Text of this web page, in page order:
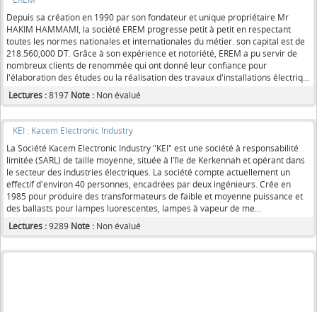
Depuis sa création en 1990 par son fondateur et unique propriétaire Mr
HAKIM HAMMAMI, la société EREM progresse petit à petit en respectant
toutes les normes nationales et internationales du métier. son capital est de
218.560,000 DT. Grâce à son expérience et notoriété, EREM a pu servir de
nombreux clients de renommée qui ont donné leur confiance pour
l'élaboration des études ou la réalisation des travaux d'installations électriq...
Lectures :8197 Note : Non évalué
KEI : Kacem Electronic Industry
La Société Kacem Electronic Industry "KEI" est une société à responsabilité
limitée (SARL) de taille moyenne, située à l'île de Kerkennah et opérant dans
le secteur des industries électriques. La société compte actuellement un
effectif d'environ 40 personnes, encadrées par deux ingénieurs. Crée en
1985 pour produire des transformateurs de faible et moyenne puissance et
des ballasts pour lampes luorescentes, lampes à vapeur de me...
Lectures :9289 Note : Non évalué